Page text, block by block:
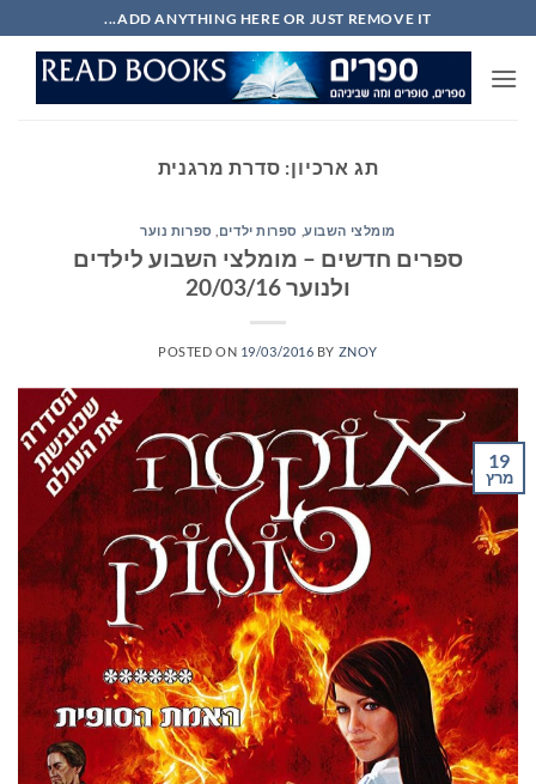
to
content
ADD ANYTHING HERE OR JUST REMOVE IT...
תג ארכיון: סדרת מרגנית
מומלצי השבוע, ספרות ילדים ספרות נוער
ספרים חדשים – מומלצי השבוע לילדים
ולנוער 20/03/16
POSTED ON 19/03/2016 BY ZNOY
19
מרץ